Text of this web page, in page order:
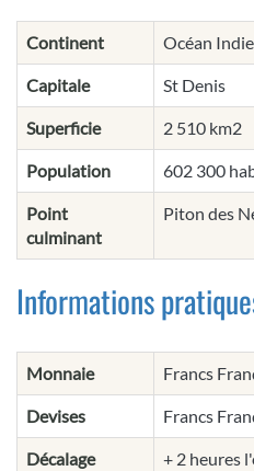
Continent Océan
Capitale St Denis
Superficie 2 510 km2
Population 602 300
Point
culminant
Piton des
Informations
Monnaie Francs
Devises Francs
Décalage
+ 2 heures